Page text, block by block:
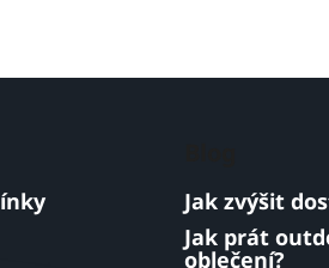
Jak zvýšit
Jak prát
oblečení?